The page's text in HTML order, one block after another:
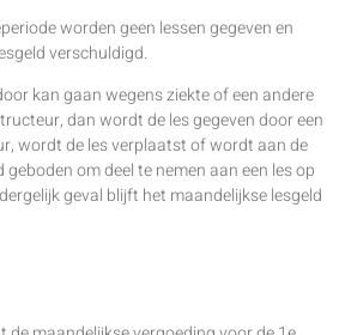
worden geen lessen gegeven en
verschuldigd.
kan gaan wegens ziekte of een andere
dan wordt de les gegeven door een
wordt de les verplaatst of wordt aan de
om deel te nemen aan een les op
geval blijft het maandelijkse lesgeld